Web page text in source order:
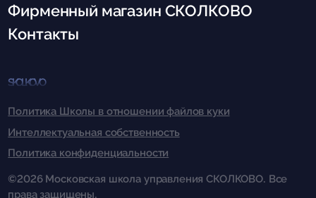
Фирменный магазин СКОЛКОВО
Контакты
SKOLKOVO
Политика Школы в отношении файлов куки
Интеллектуальная собственность
Политика конфиденциальности
©2026 Московская школа управления СКОЛКОВО. Все
права защищены.